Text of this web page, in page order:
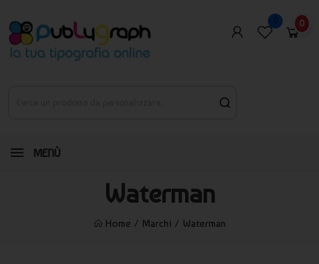
0 0
MENÙ
Waterman
Home Marchi Waterman